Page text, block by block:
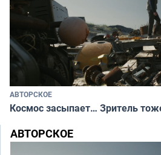
АВТОРСКОЕ
Космос засыпает… Зритель
АВТОРСКОЕ